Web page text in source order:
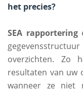
het precies?
SEA rapportering
overzichten. Zo
resultaten van uw
wanneer ze niet